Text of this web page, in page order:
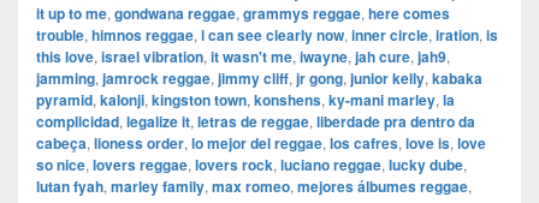
it up to me, gondwana reggae, grammys reggae, here comes
trouble, himnos reggae, i can see clearly now, inner circle, iration, is
this love, israel vibration, it wasn't me, iwayne, jah cure, jah9,
jamming, jamrock reggae, jimmy cliff, jr gong, junior kelly, kabaka
pyramid, kalonji, kingston town, konshens, ky-mani marley, la
complicidad, legalize it, letras de reggae, liberdade pra dentro da
cabeça, lioness order, lo mejor del reggae, los cafres, love is, love
so nice, lovers reggae, lovers rock, luciano reggae, lucky dube,
lutan fyah, marley family, max romeo, mejores álbumes reggae,